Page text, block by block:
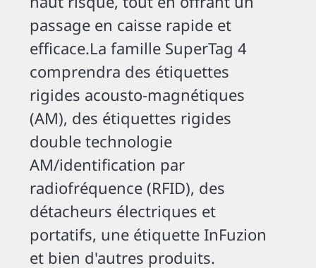
passage en caisse rapide et
efficace.La famille SuperTag 4
comprendra des étiquettes
rigides acousto-magnétiques
(AM), des étiquettes rigides
double technologie
AM/identification par
radiofréquence (RFID), des
détacheurs électriques et
portatifs, une étiquette InFuzion
et bien d'autres produits.